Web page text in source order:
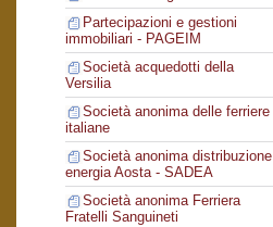
Partecipazioni e gestioni
immobiliari - PAGEIM
Società acquedotti della
Versilia
Società anonima delle ferriere
italiane
Società anonima distribuzione
energia Aosta - SADEA
Società anonima Ferriera
Fratelli Sanguineti